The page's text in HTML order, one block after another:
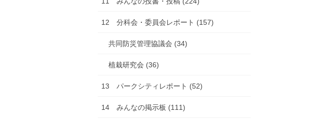
12 分科会・委員会レポート (157)
共同防災管理協議会 (34)
植栽研究会 (36)
13 パークシティレポート (52)
14 みんなの掲示板 (111)